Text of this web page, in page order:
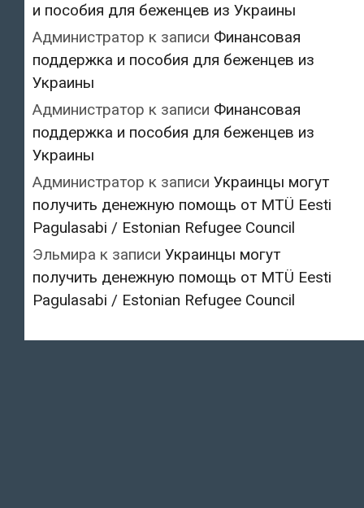
и пособия для беженцев из Украины
Администратор к записи Финансовая
поддержка и пособия для беженцев из
Украины
Администратор к записи Финансовая
поддержка и пособия для беженцев из
Украины
Администратор к записи Украинцы могут
получить денежную помощь от MTÜ Eesti
Pagulasabi / Estonian Refugee Council
Эльмира к записи Украинцы могут
получить денежную помощь от MTÜ Eesti
Pagulasabi / Estonian Refugee Council